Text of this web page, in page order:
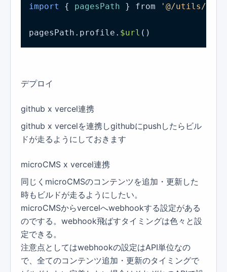
import { pagesPath } from '@/utils/
pagesPath.profile. $url ()
デプロイ
github x vercel連携
github x vercelを連携しgithubにpushしたらビル
ドが走るようにしておきます
microCMS x vercel連携
同じくmicroCMSのコンテンツを追加・更新した
時もビルドが走るようにしたい。
microCMSからvercelへwebhookする設定がある
のでする。webhook飛ばすタイミングは色々と設
定できる。
注意点としてはwebhookの設定はAPI単位なの
で、全てのコンテンツ追加・更新のタイミングで